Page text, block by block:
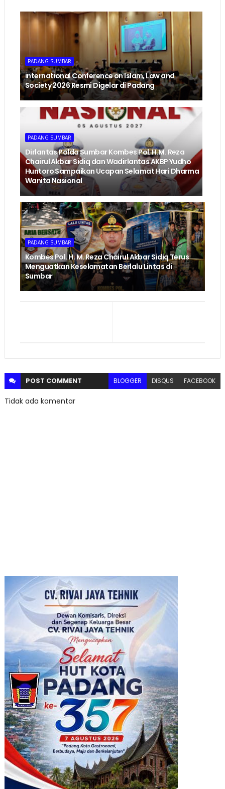
PADANG SUMBAR
international Conference on Islam, Law and
Society 2026 Resmi Digelar di Padang
PADANG SUMBAR
Dirlantas Polda Sumbar Kombes Pol. H.M. Reza
Chairul Akbar Sidiq dan Wadirlantas AKBP Yudho
Huntoro Sampaikan Ucapan Selamat Hari Dharma
Wanita Nasional
PADANG SUMBAR
Kombes Pol. H. M. Reza Chairul Akbar Sidiq Terus
Menguatkan Keselamatan Berlalu Lintas di
Sumbar
POST COMMENT BLOGGER DISQUS FACEBOOK
Tidak ada komentar